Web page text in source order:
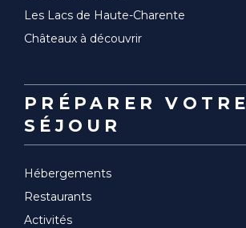
Les Lacs de Haute-Charente
Châteaux à découvrir
PRÉPARER VOTRE
SÉJOUR
Hébergements
Restaurants
Activités